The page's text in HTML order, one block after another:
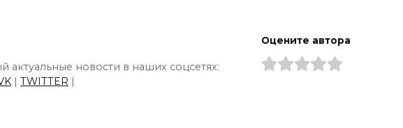
актуальные новости в наших соцсетях:
| TWITTER |
Оцените автора